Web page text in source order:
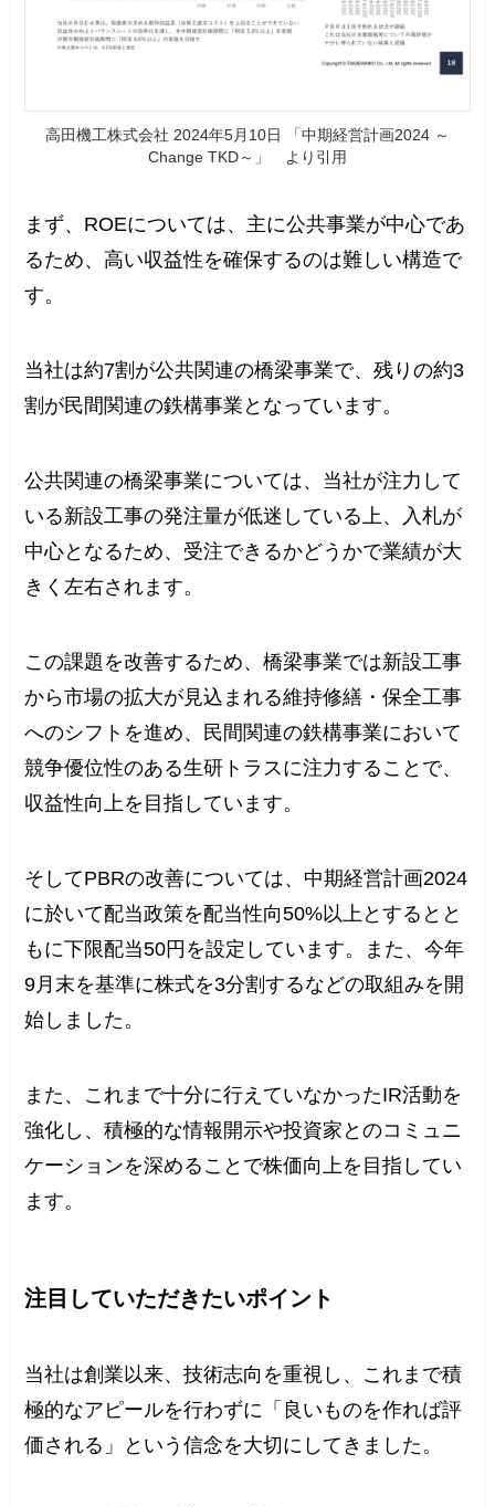
高田機工株式会社 2024年5月10日 「中期経営計画2024 ～
Change TKD～」 より引用
まず、ROEについては、主に公共事業が中心であ
るため、高い収益性を確保するのは難しい構造で
す。
当社は約7割が公共関連の橋梁事業で、残りの約3
割が民間関連の鉄構事業となっています。
公共関連の橋梁事業については、当社が注力して
いる新設工事の発注量が低迷している上、入札が
中心となるため、受注できるかどうかで業績が大
きく左右されます。
この課題を改善するため、橋梁事業では新設工事
から市場の拡大が見込まれる維持修繕・保全工事
へのシフトを進め、民間関連の鉄構事業において
競争優位性のある生研トラスに注力することで、
収益性向上を目指しています。
そしてPBRの改善については、中期経営計画2024
に於いて配当政策を配当性向50%以上とするとと
もに下限配当50円を設定しています。また、今年
9月末を基準に株式を3分割するなどの取組みを開
始しました。
また、これまで十分に行えていなかったIR活動を
強化し、積極的な情報開示や投資家とのコミュニ
ケーションを深めることで株価向上を目指してい
ます。
注目していただきたいポイント
当社は創業以来、技術志向を重視し、これまで積
極的なアピールを行わずに「良いものを作れば評
価される」という信念を大切にしてきました。